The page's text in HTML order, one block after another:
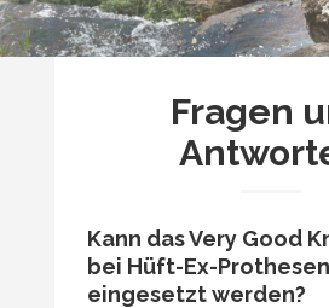
Fragen
Kann das Very Good
bei Hüft-Ex-Prothesen
eingesetzt werden?